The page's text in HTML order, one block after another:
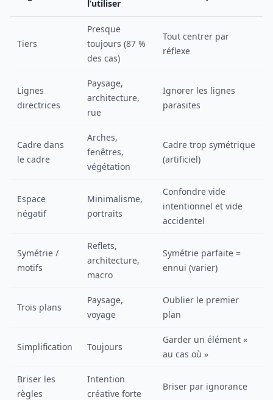
l’utiliser
Tiers
Presque
toujours (87 %
des cas)
Tout centrer par
réflexe
Lignes
directrices
Paysage,
architecture,
rue
Ignorer les lignes
parasites
Cadre dans
le cadre
Arches,
fenêtres,
végétation
Cadre trop symétrique
(artificiel)
Espace
négatif
Minimalisme,
portraits
Confondre vide
intentionnel et vide
accidentel
Symétrie /
motifs
Reflets,
architecture,
macro
Symétrie parfaite =
ennui (varier)
Trois plans
Paysage,
voyage
Oublier le premier
plan
Simplification Toujours
Garder un élément «
au cas où »
Briser les
règles
Intention
créative forte
Briser par ignorance